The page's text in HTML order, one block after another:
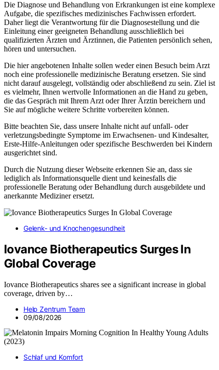
Die Diagnose und Behandlung von Erkrankungen ist eine komplexe
Aufgabe, die spezifisches medizinisches Fachwissen erfordert.
Daher liegt die Verantwortung für die Diagnosestellung und die
Einleitung einer geeigneten Behandlung ausschließlich bei
qualifizierten Ärzten und Ärztinnen, die Patienten persönlich sehen,
hören und untersuchen.
Die hier angebotenen Inhalte sollen weder einen Besuch beim Arzt
noch eine professionelle medizinische Beratung ersetzen. Sie sind
nicht darauf ausgelegt, vollständig oder abschließend zu sein. Ziel ist
es vielmehr, Ihnen wertvolle Informationen an die Hand zu geben,
die das Gespräch mit Ihrem Arzt oder Ihrer Ärztin bereichern und
Sie auf mögliche weitere Schritte vorbereiten können.
Bitte beachten Sie, dass unsere Inhalte nicht auf unfall- oder
verletzungsbedingte Symptome im Erwachsenen- und Kindesalter,
Erste-Hilfe-Anleitungen oder spezifische Beschwerden bei Kindern
ausgerichtet sind.
Durch die Nutzung dieser Webseite erkennen Sie an, dass sie
lediglich als Informationsquelle dient und keinesfalls die
professionelle Beratung oder Behandlung durch ausgebildete und
anerkannte Mediziner ersetzt.
Gelenk- und Knochengesundheit
Iovance Biotherapeutics Surges In
Global Coverage
Iovance Biotherapeutics shares see a significant increase in global
coverage, driven by…
Help Zentrum Team
09/08/2026
Schlaf und Komfort